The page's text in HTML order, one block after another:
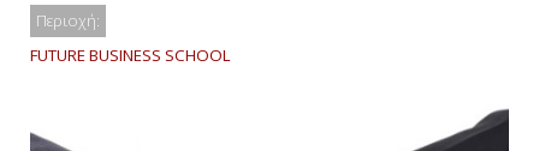
Περιοχή:
FUTURE BUSINESS SCHOOL